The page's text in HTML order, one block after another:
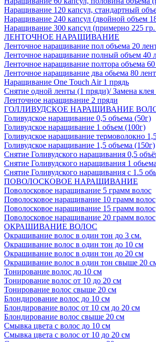
Наращивание 120 капсул, стандартный
Наращивание 240 капсул (двойной объем
Наращивание 300 капсул (примерно 225 гр.
ЛЕНТОЧНОЕ НАРАЩИВАНИЕ
Ленточное наращивание пол объема 20
Ленточное наращивание полный объем 40
Ленточное наращивание полтора объема
Ленточное наращивание два обьема 80
Наращивание One Touch Air 1 прядь
Снятие одной ленты (1 пряди)/ Замена
Ленточное наращивание 2 пряди
ГОЛЛИВУДСКОЕ НАРАЩИВАНИЕ
Голивудское наращивание 0,5 объема (50г)
Голивудское наращивание 1 объем (100г)
Голивудское наращивание термоволокно
Голивудское наращивание 1,5 объема (150г)
Снятие Голивудского наращивания 0,5
Снятие Голивудского наращивания 1
Снятие Голивудского наращивания с 1.5
ПОВОЛОСКОВОЕ НАРАЩИВАНИЕ
Поволосковое наращивание 5 грамм волос
Поволосковое наращивание 10 грамм волос
Поволосковое наращивание 15 грамм волос
Поволосковое наращивание 20 грамм волос
ОКРАШИВАНИЕ ВОЛОС
Окрашивание волос в один тон до 3 см.
Окрашивание волос в один тон до 10 см
Окрашивание волос в один тон до 20 см
Окрашивание волос в один тон свыше 20
Тонирование волос до 10 см
Тонирование волос от 10 до 20 см
Тонирование волос свыше 20 см
Блондирование волос до 10 см
Блондирование волос от 10 см до 20 см
Блондирование волос свыше 20 см
Смывка цвета с волос до 10 см
Смывка цвета с волос от 10 до 20 см